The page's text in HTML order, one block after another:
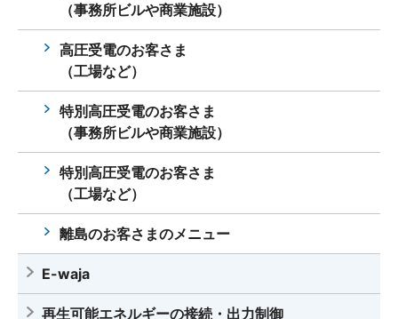
（事務所ビルや商業施設）
高圧受電のお客さま
（工場など）
特別高圧受電のお客さま
（事務所ビルや商業施設）
特別高圧受電のお客さま
（工場など）
離島のお客さまのメニュー
E-waja
再生可能エネルギーの接続・出力制御